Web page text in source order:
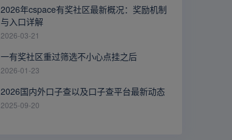
2026年cspace有奖社区最新概况：奖励机制
与入口详解
2026-03-21
一有奖社区重过筛选不小心点挂之后
2026-01-23
2026国内外口子查以及口子查平台最新动态
2025-09-20